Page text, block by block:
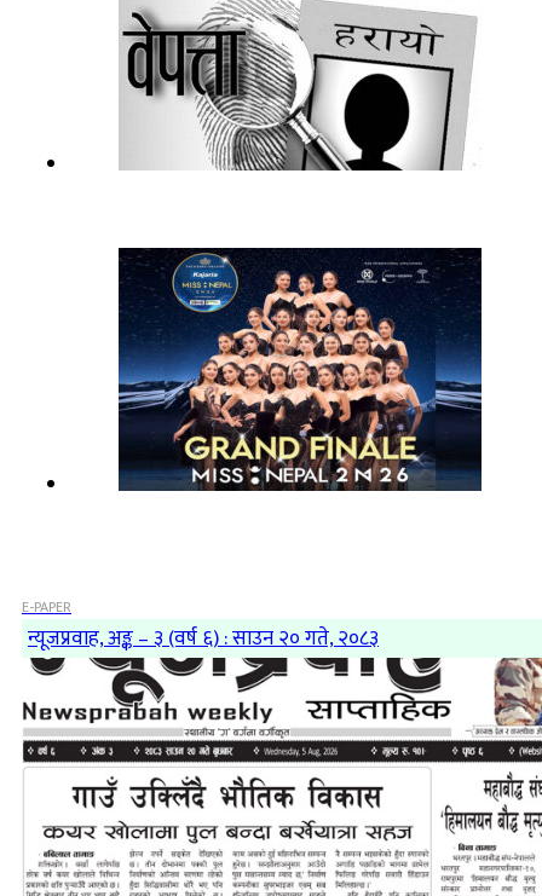
E-PAPER
न्यूजप्रवाह, अङ्क – ३ (वर्ष ६) : साउन २० गते, २०८३